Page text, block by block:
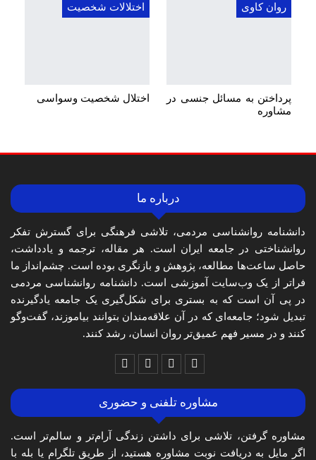
روان کاوی
پرداختن به مسائل جنسی در
مشاوره
اختلالات شخصیت
اختلال شخصیت وسواسی
درباره ما
دانشنامه روانشناسی مردمی، تلاشی فرهنگی برای گسترش تفکر
روانشناختی در جامعه ایران است. هر مقاله، ترجمه و یادداشت،
حاصل ساعت‌ها مطالعه، پژوهش و بازنگری بوده است. چشم‌انداز ما
فراتر از یک وب‌سایت آموزشی است. دانشنامه روانشناسی مردمی
در پی آن است که به بستری برای شکل‌گیری یک جامعه یادگیرنده
تبدیل شود؛ جامعه‌ای که در آن علاقه‌مندان بتوانند بیاموزند، گفت‌وگو
کنند و در مسیر فهم عمیق‌تر روان انسان، رشد کنند.
مشاوره تلفنی و حضوری
مشاوره گرفتن، تلاشی برای داشتن زندگی آرام‌تر و سالم‌تر است.
اگر مایل به دریافت نوبت مشاوره هستید، از طریق تلگرام یا بله با